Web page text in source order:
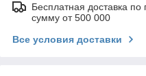
Бесплатная доставка по
сумму от 500 000
Все условия доставки